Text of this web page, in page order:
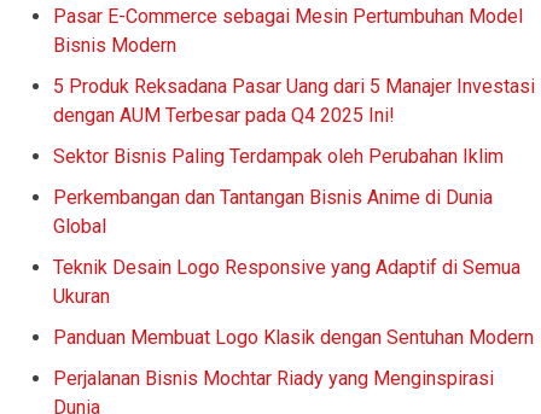
Pasar E-Commerce sebagai Mesin Pertumbuhan Model
Bisnis Modern
5 Produk Reksadana Pasar Uang dari 5 Manajer Investasi
dengan AUM Terbesar pada Q4 2025 Ini!
Sektor Bisnis Paling Terdampak oleh Perubahan Iklim
Perkembangan dan Tantangan Bisnis Anime di Dunia
Global
Teknik Desain Logo Responsive yang Adaptif di Semua
Ukuran
Panduan Membuat Logo Klasik dengan Sentuhan Modern
Perjalanan Bisnis Mochtar Riady yang Menginspirasi
Dunia